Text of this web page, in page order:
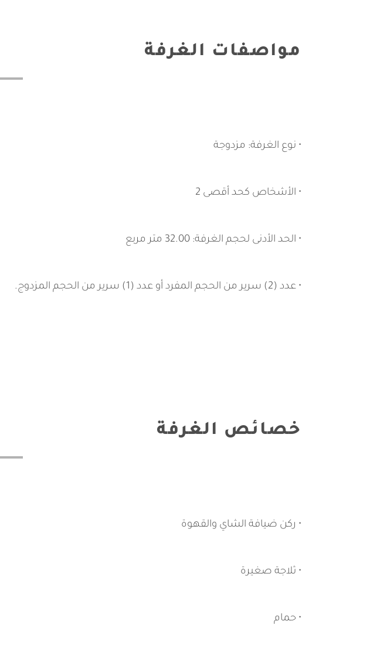
مواصفات الغرفة
• نوع الغرفة: مزدوجة
• الأشخاص كحد أقصى 2
• الحد الأدنى لحجم الغرفة: 32.00 متر مربع
• عدد (2) سرير من الحجم المفرد أو عدد (1) سرير من الحجم المزدوج.
خصائص الغرفة
• ركن ضيافة الشاي والقهوة
• ثلاجة صغيرة
• حمام